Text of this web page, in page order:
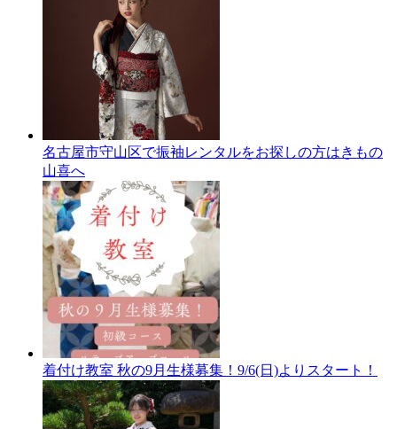
名古屋市守山区で振袖レンタルをお探しの方はきもの
山喜へ
着付け教室 秋の9月生様募集！9/6(日)よりスタート！